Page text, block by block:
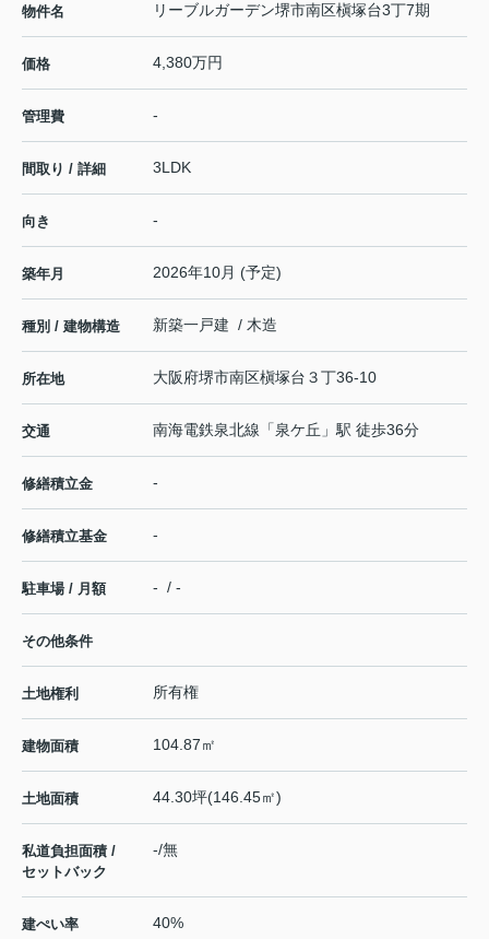
物件名 リーブルガーデン堺市南区槇塚台3丁7期
価格 4,380万円
管理費 -
間取り / 詳細 3LDK
向き -
築年月 2026年10月 (予定)
種別 / 建物構造 新築一戸建 / 木造
所在地 大阪府堺市南区槇塚台 ３丁36-10
交通 南海電鉄泉北線 「泉ケ丘 」駅 徒歩36分
修繕積立金 -
修繕積立基金 -
駐車場 / 月額 - / -
その他条件
土地権利 所有権
建物面積 104.87㎡
土地面積 44.30坪(146.45㎡)
私道負担面積 /
セットバック
-/無
建ぺい率 40%